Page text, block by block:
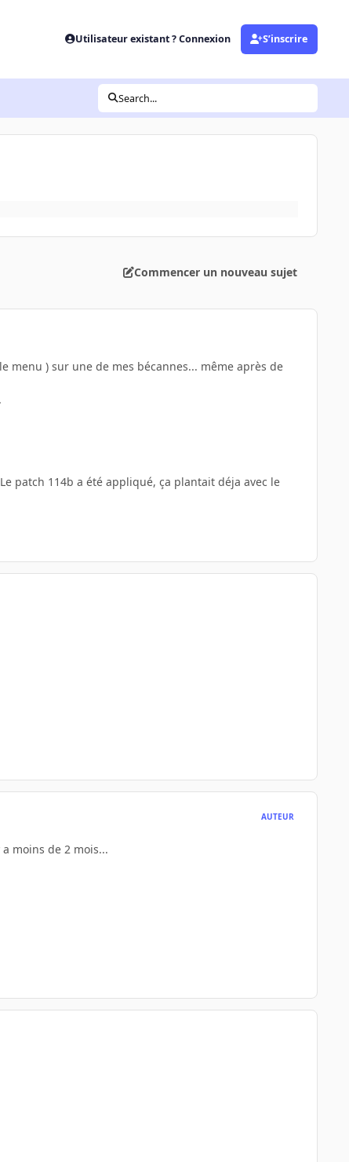
Utilisateur existant ? Connexion S’inscrire
Search...
Commencer un nouveau sujet
) sur une de mes bécannes... même après de
patch 114b a été appliqué, ça plantait déja avec le
AUTEUR
moins de 2 mois...